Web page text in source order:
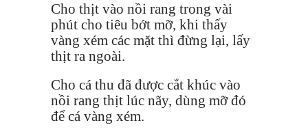
Cho thịt vào nồi rang trong vài
phút cho tiêu bớt mỡ, khi thấy
vàng xém các mặt thì đừng lại, lấy
thịt ra ngoài.
Cho cá thu đã được cắt khúc vào
nồi rang thịt lúc nãy, dùng mỡ đó
để cá vàng xém.